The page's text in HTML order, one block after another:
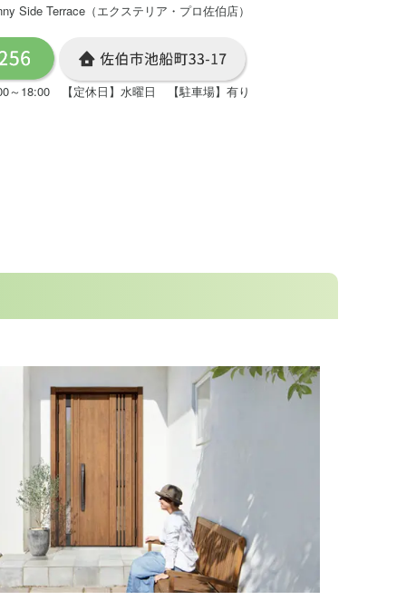
Side Terrace（エクステリア・プロ佐伯店）
～18:00 【定休日】水曜日 【駐車場】有り